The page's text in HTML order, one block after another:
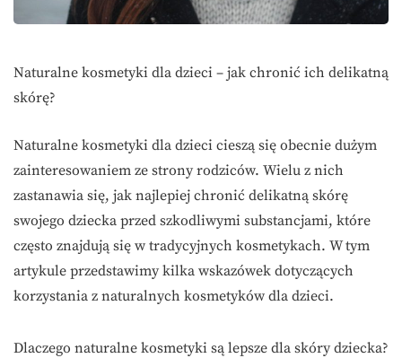
Naturalne kosmetyki dla dzieci – jak chronić ich delikatną
skórę?
Naturalne kosmetyki dla dzieci cieszą się obecnie dużym
zainteresowaniem ze strony rodziców. Wielu z nich
zastanawia się, jak najlepiej chronić delikatną skórę
swojego dziecka przed szkodliwymi substancjami, które
często znajdują się w tradycyjnych kosmetykach. W tym
artykule przedstawimy kilka wskazówek dotyczących
korzystania z naturalnych kosmetyków dla dzieci.
Dlaczego naturalne kosmetyki są lepsze dla skóry dziecka?